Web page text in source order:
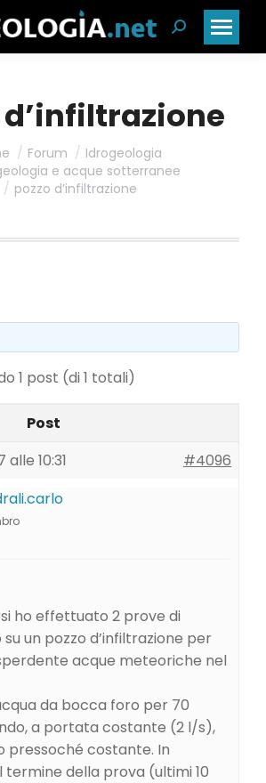
Cerca:
d’infiltrazione
Forum
Idrogeologia
e acque sotterranee
pozzo d’infiltrazione
1 post (di 1 totali)
Post
alle 10:31
#4096
ho effettuato 2 prove di
un pozzo d’infiltrazione per
acque meteoriche nel
da bocca foro per 70
a portata costante (2 l/s),
pressoché costante. In
termine della prova (ultimi 10